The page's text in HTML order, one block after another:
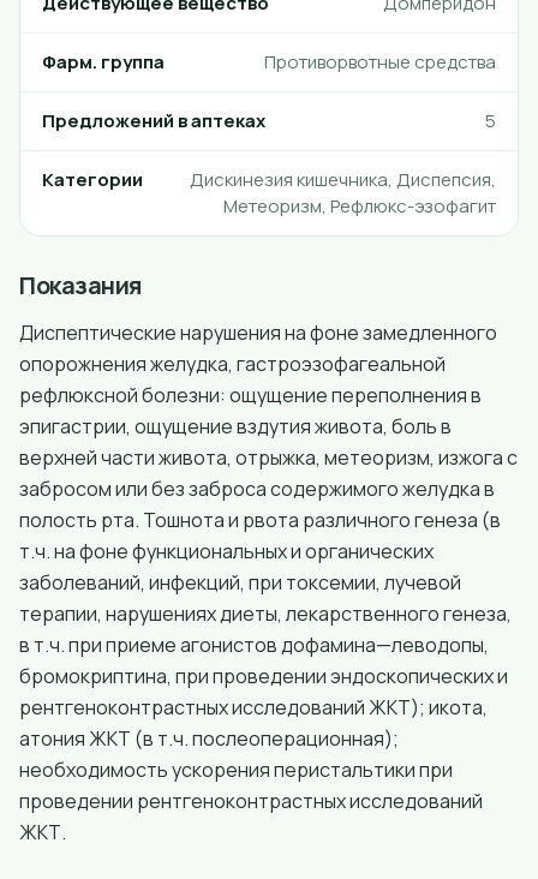
Фарм. группа Противорвотные средства
Предложений в аптеках 5
Категории
Дискинезия кишечника, Диспепсия,
Метеоризм, Рефлюкс-эзофагит
Показания
Диспептические нарушения на фоне замедленного
опорожнения желудка, гастроэзофагеальной
рефлюксной болезни: ощущение переполнения в
эпигастрии, ощущение вздутия живота, боль в
верхней части живота, отрыжка, метеоризм, изжога с
забросом или без заброса содержимого желудка в
полость рта. Тошнота и рвота различного генеза (в
т.ч. на фоне функциональных и органических
заболеваний, инфекций, при токсемии, лучевой
терапии, нарушениях диеты, лекарственного генеза,
в т.ч. при приеме агонистов дофамина—леводопы,
бромокриптина, при проведении эндоскопических и
рентгеноконтрастных исследований ЖКТ); икота,
атония ЖКТ (в т.ч. послеоперационная);
необходимость ускорения перистальтики при
проведении рентгеноконтрастных исследований
ЖКТ.